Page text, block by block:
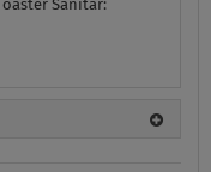
Sanitär: